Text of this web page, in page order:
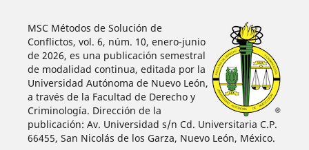
MSC Métodos de Solución de
Conflictos, vol. 6, núm. 10, enero-junio
de 2026, es una publicación semestral
de modalidad continua, editada por la
Universidad Autónoma de Nuevo León,
a través de la Facultad de Derecho y
Criminología. Dirección de la
publicación: Av. Universidad s/n Cd. Universitaria C.P.
66455, San Nicolás de los Garza, Nuevo León, México.